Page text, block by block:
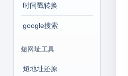
时间戳转换
google搜索
短网址工具
短地址还原